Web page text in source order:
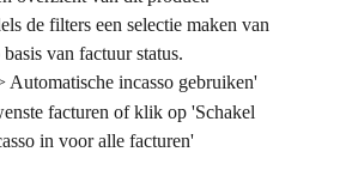
de filters een selectie maken van
van factuur status.
incasso gebruiken'
facturen of klik op 'Schakel
in voor alle facturen'